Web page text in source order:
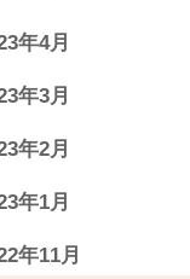
年4月
年3月
年2月
年1月
年11月